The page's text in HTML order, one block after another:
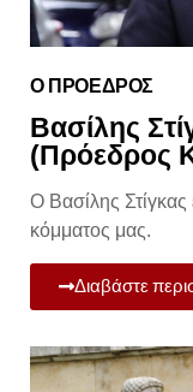
Ο ΠΡΟΕΔΡΟΣ
Βασίλης
(Πρόεδρος
Ο Βασίλης Στίγκας
κόμματος μας.
Διαβάστε